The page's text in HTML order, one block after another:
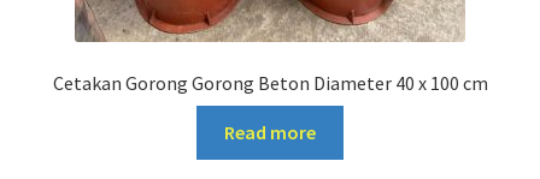
Cetakan Gorong Gorong Beton Diameter 40 x 100 cm
Read more